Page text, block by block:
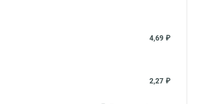
4,69 ₽
2,27 ₽